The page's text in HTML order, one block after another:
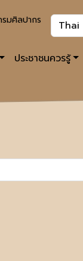
รมศิลปากร
ประชาชนควรรู้